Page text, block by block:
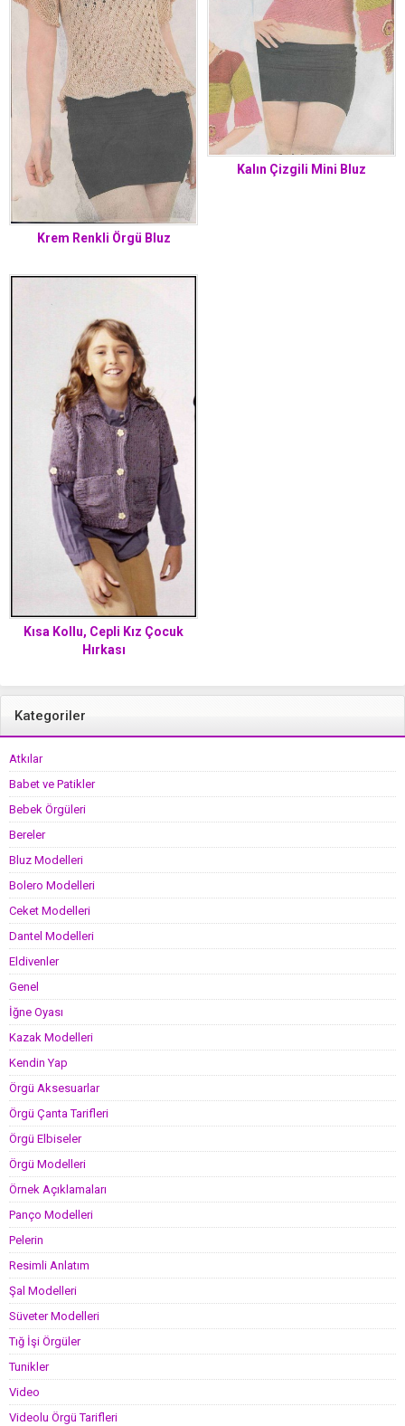
Krem Renkli Örgü Bluz
Kalın Çizgili Mini Bluz
Kısa Kollu, Cepli Kız Çocuk
Hırkası
Kategoriler
Atkılar
Babet ve Patikler
Bebek Örgüleri
Bereler
Bluz Modelleri
Bolero Modelleri
Ceket Modelleri
Dantel Modelleri
Eldivenler
Genel
İğne Oyası
Kazak Modelleri
Kendin Yap
Örgü Aksesuarlar
Örgü Çanta Tarifleri
Örgü Elbiseler
Örgü Modelleri
Örnek Açıklamaları
Panço Modelleri
Pelerin
Resimli Anlatım
Şal Modelleri
Süveter Modelleri
Tığ İşi Örgüler
Tunikler
Video
Videolu Örgü Tarifleri